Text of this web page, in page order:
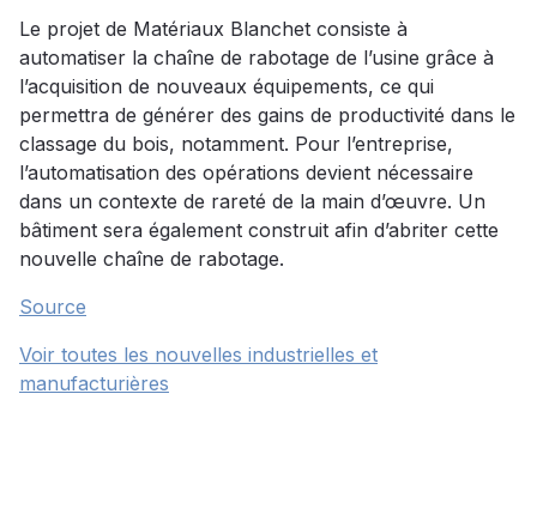
Le projet de Matériaux Blanchet consiste à
automatiser la chaîne de rabotage de l’usine grâce à
l’acquisition de nouveaux équipements, ce qui
permettra de générer des gains de productivité dans le
classage du bois, notamment. Pour l’entreprise,
l’automatisation des opérations devient nécessaire
dans un contexte de rareté de la main d’œuvre. Un
bâtiment sera également construit afin d’abriter cette
nouvelle chaîne de rabotage.
Source
Voir toutes les nouvelles industrielles et
manufacturières